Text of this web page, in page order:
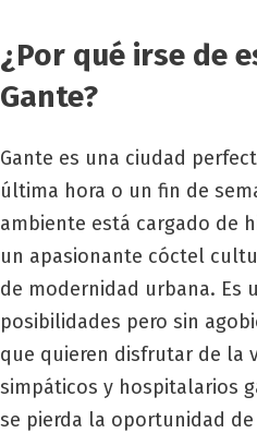
¿Por qué irse de
Gante?
Gante es una ciudad
última hora o un fin de
ambiente está cargado de
un apasionante cóctel
de modernidad urbana. Es
posibilidades pero sin
que quieren disfrutar de la
simpáticos y hospitalarios
se pierda la oportunidad